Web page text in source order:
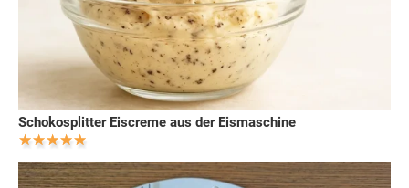
Schokosplitter Eiscreme aus der Eismaschine